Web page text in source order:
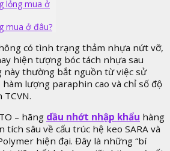
lỏng mua ở
mua ở đâu?
có tình trạng thảm nhựa nứt vỡ,
hiện tượng bóc tách nhựa sau
này thường bắt nguồn từ việc sử
hàm lượng paraphin cao và chỉ số độ
– hãng dầu nhớt nhập khẩu hàng
tích sâu về cấu trúc hệ keo SARA và
hiện đại. Đây là những “bí